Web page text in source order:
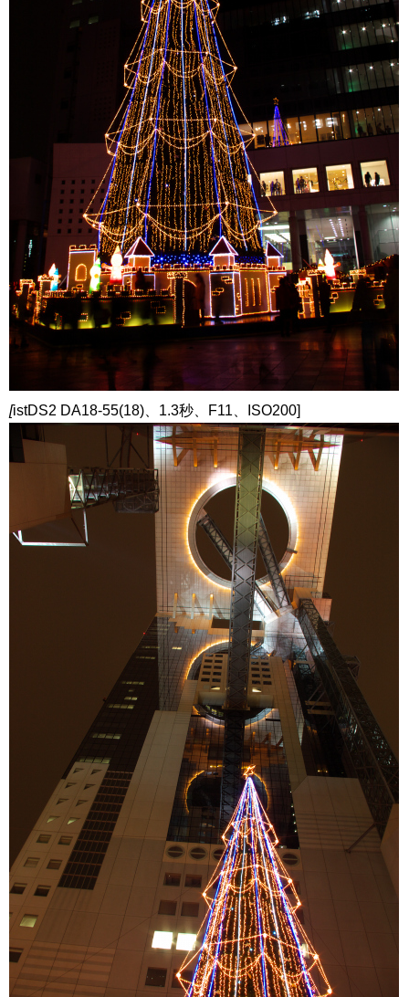
[istDS2 DA18-55(18)、1.3秒、F11、ISO200]